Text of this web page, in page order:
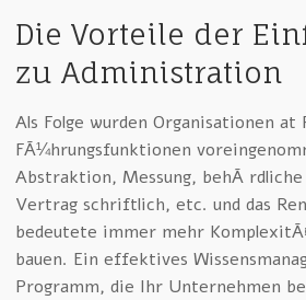
Die Vorteile der
zu Administration
Als Folge wurden Organisationen at
FÃ¼hrungsfunktionen
Abstraktion, Messung,
Vertrag schriftlich, etc. und das
bedeutete immer mehr
bauen. Ein effektives
Programm, die Ihr Unternehmen